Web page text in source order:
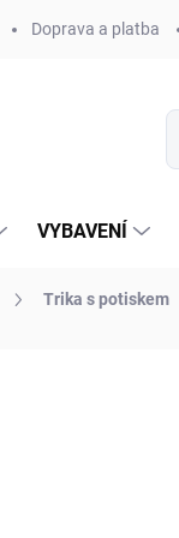
Doprava a platba
VYBAVENÍ
Trika s potiskem